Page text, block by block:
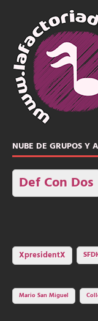
NUBE DE GRUPOS Y
Def Con Dos
XpresidentX
Mario San Miguel